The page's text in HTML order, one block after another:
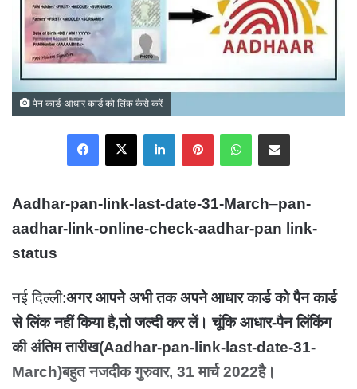
पैन कार्ड-आधार कार्ड को लिंक कैसे करें
Aadhar-pan-link-last-date-31-March–pan-
aadhar-link-online-check-aadhar-pan link-
status
नई दिल्ली:अगर आपने अभी तक अपने आधार कार्ड को पैन कार्ड
से लिंक नहीं किया है,तो जल्दी कर लें। चूंकि आधार-पैन लिंकिंग
की अंतिम तारीख(Aadhar-pan-link-last-date-31-
March)बहुत नजदीक गुरुवार, 31 मार्च 2022है।